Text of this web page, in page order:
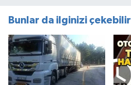
Bunlar da ilginizi çekebilir